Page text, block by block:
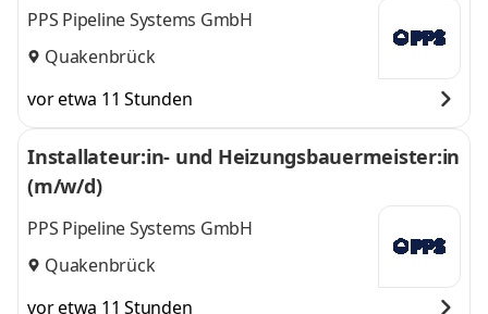
PPS Pipeline Systems GmbH
Quakenbrück
vor etwa 11 Stunden
Installateur:in- und Heizungsbauermeister:in
(m/w/d)
PPS Pipeline Systems GmbH
Quakenbrück
vor etwa 11 Stunden